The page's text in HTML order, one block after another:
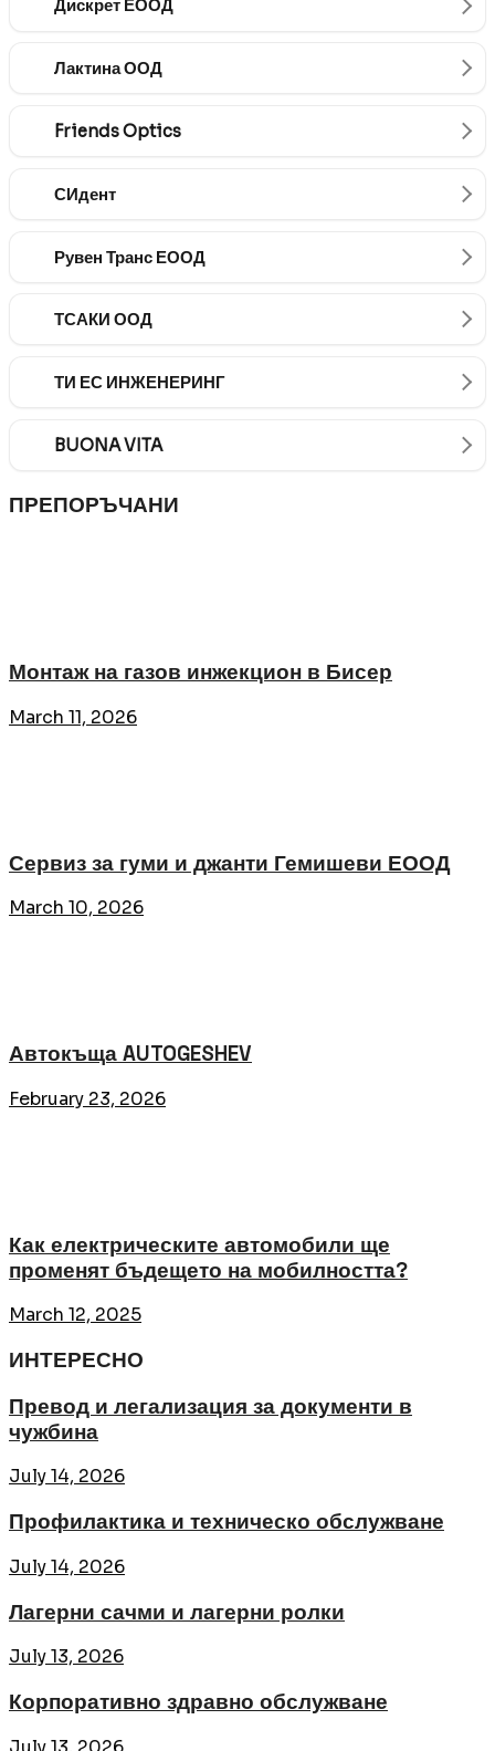
Дискрет ЕООД
Лактина ООД
Friends Optics
СИдент
Рувен Транс ЕООД
ТСАКИ ООД
ТИ ЕС ИНЖЕНЕРИНГ
BUONA VITA
ПРЕПОРЪЧАНИ
Монтаж на газов инжекцион в Бисер
March 11, 2026
Сервиз за гуми и джанти Гемишеви ЕООД
March 10, 2026
Автокъща AUTOGESHEV
February 23, 2026
Как електрическите автомобили ще
променят бъдещето на мобилността?
March 12, 2025
ИНТЕРЕСНО
Превод и легализация за документи в
чужбина
July 14, 2026
Профилактика и техническо обслужване
July 14, 2026
Лагерни сачми и лагерни ролки
July 13, 2026
Корпоративно здравно обслужване